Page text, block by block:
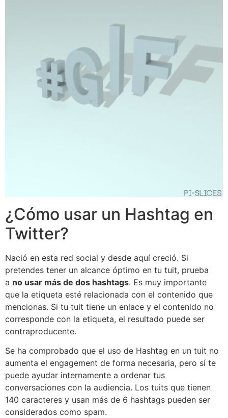
¿Cómo usar un Hashtag en
Twitter?
Nació en esta red social y desde aquí creció. Si
pretendes tener un alcance óptimo en tu tuit, prueba
a no usar más de dos hashtags. Es muy importante
que la etiqueta esté relacionada con el contenido que
mencionas. Si tu tuit tiene un enlace y el contenido no
corresponde con la etiqueta, el resultado puede ser
contraproducente.
Se ha comprobado que el uso de Hashtag en un tuit no
aumenta el engagement de forma necesaria, pero sí te
puede ayudar internamente a ordenar tus
conversaciones con la audiencia. Los tuits que tienen
140 caracteres y usan más de 6 hashtags pueden ser
considerados como spam.